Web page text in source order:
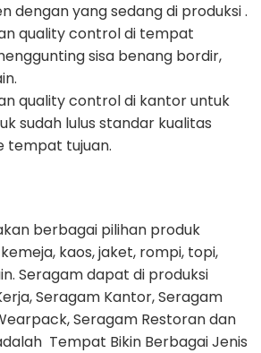
dengan yang sedang di produksi .
quality control di tempat
sisa benang bordir,
quality control di kantor untuk
sudah lulus standar kualitas
tempat tujuan.
berbagai pilihan produk
kaos, jaket, rompi, topi,
Seragam dapat di produksi
Seragam Kantor, Seragam
Seragam Restoran dan
Tempat Bikin Berbagai Jenis